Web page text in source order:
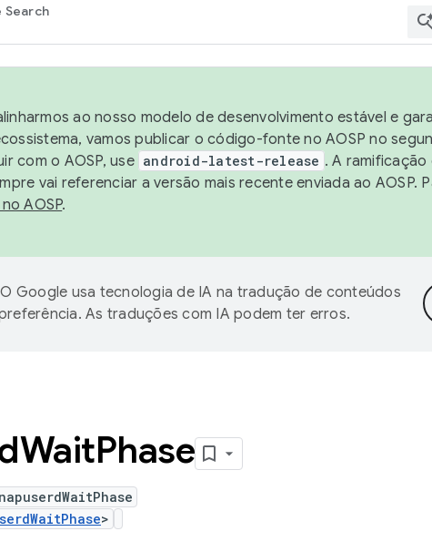
Search
ao nosso modelo de desenvolvimento estável e
vamos publicar o código-fonte no AOSP no
com o AOSP, use android-latest-release . A
vai referenciar a versão mais recente enviada ao AOSP.
AOSP.
O Google usa tecnologia de IA na tradução de conteúdos
As traduções com IA podem ter erros.
WaitPhase
>